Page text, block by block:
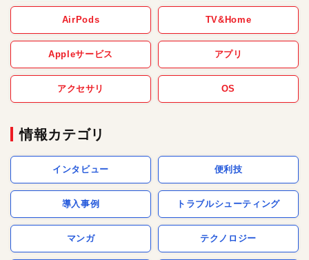
AirPods TV&Home
Appleサービス アプリ
アクセサリ OS
情報カテゴリ
インタビュー 便利技
導入事例 トラブルシューティング
マンガ テクノロジー